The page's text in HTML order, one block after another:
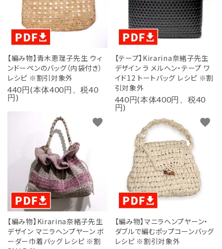
【編み物】青木恵理子先生 ウィ
ンドーペンのバッグ（内袋付き）
レシピ ※割引対象外
440円(本体400円、税40
円)
【テープ】Kirarina奈緒子先生
デザイン ラ メルヘン・テープ ワ
イド12 トートバッグ レシピ ※割
引対象外
440円(本体400円、税40
円)
【編み物】Kirarina奈緒子先生
デザイン マニラヘンプヤーン ボ
ーダー巾着バッグ レシピ ※割
favorite
【編み物】マニラヘンプヤーン・
ダブルで編むポップコーンバッグ
レシピ ※割引対象外
favorite